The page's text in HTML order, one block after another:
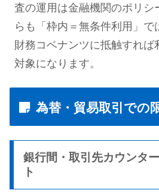
査の運用は金融機関のポリシ
らも「枠内＝無条件利用」で
財務コベナンツに抵触すれば
対象になります。
為替・貿易取引での
銀行間・取引先カウンタ
ト